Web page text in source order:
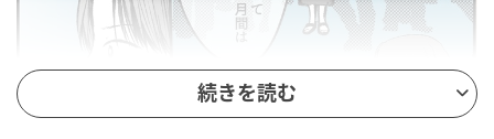
続きを読む